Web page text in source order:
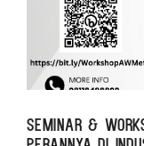
Seminar &